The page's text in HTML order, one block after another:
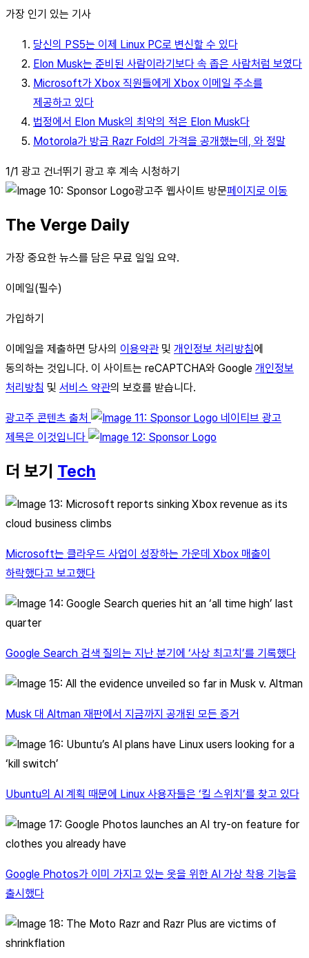
가장 인기 있는 기사
당신의 PS5는 이제 Linux PC로 변신할 수 있다
Elon Musk는 준비된 사람이라기보다 속 좁은 사람처럼 보였다
Microsoft가 Xbox 직원들에게 Xbox 이메일 주소를
제공하고 있다
법정에서 Elon Musk의 최악의 적은 Elon Musk다
Motorola가 방금 Razr Fold의 가격을 공개했는데, 와 정말
1/1 광고 건너뛰기 광고 후 계속 시청하기
광고주 웹사이트 방문페이지로 이동
The Verge Daily
가장 중요한 뉴스를 담은 무료 일일 요약.
이메일(필수)
가입하기
이메일을 제출하면 당사의 이용약관 및 개인정보 처리방침에
동의하는 것입니다. 이 사이트는 reCAPTCHA와 Google 개인정보
처리방침 및 서비스 약관의 보호를 받습니다.
광고주 콘텐츠 출처
네이티브 광고
제목은 이것입니다
더 보기 Tech
Microsoft는 클라우드 사업이 성장하는 가운데 Xbox 매출이
하락했다고 보고했다
Google Search 검색 질의는 지난 분기에 ‘사상 최고치’를 기록했다
Musk 대 Altman 재판에서 지금까지 공개된 모든 증거
Ubuntu의 AI 계획 때문에 Linux 사용자들은 ‘킬 스위치’를 찾고 있다
Google Photos가 이미 가지고 있는 옷을 위한 AI 가상 착용 기능을
출시했다